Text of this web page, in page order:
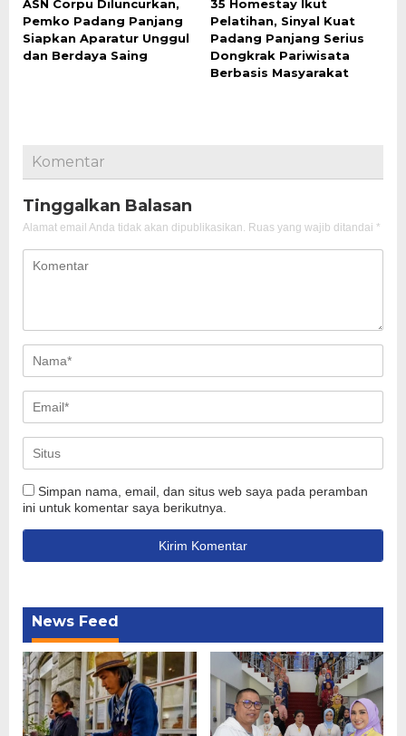
ASN Corpu Diluncurkan,
Pemko Padang Panjang
Siapkan Aparatur Unggul
dan Berdaya Saing
35 Homestay Ikut
Pelatihan, Sinyal Kuat
Padang Panjang Serius
Dongkrak Pariwisata
Berbasis Masyarakat
Komentar
Tinggalkan Balasan
Alamat email Anda tidak akan dipublikasikan. Ruas yang wajib ditandai *
Simpan nama, email, dan situs web saya pada peramban
ini untuk komentar saya berikutnya.
News Feed